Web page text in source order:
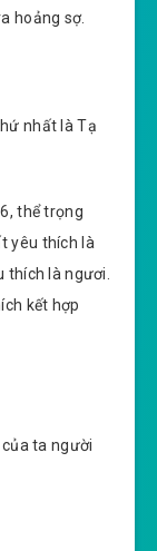
hoảng sợ.
nhất là Tạ
thể trọng
yêu thích là
thích là ngươi.
kết hợp
ta người